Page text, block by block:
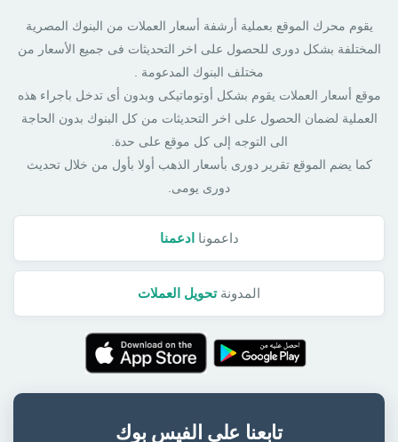
يقوم محرك الموقع بعملية أرشفة أسعار العملات من البنوك المصرية
المختلفة بشكل دورى للحصول على اخر التحديثات فى جميع الأسعار من
مختلف البنوك المدعومة .
موقع أسعار العملات يقوم بشكل أوتوماتيكى وبدون أى تدخل باجراء هذه
العملية لضمان الحصول على اخر التحديثات من كل البنوك بدون الحاجة
الى التوجه إلى كل موقع على حدة.
كما يضم الموقع تقرير دورى بأسعار الذهب أولا بأول من خلال تحديث
دورى يومى.
داعمونا ادعمنا
المدونةتحويل العملات
تابعنا على الفيس بوك